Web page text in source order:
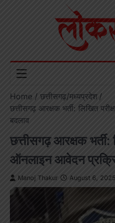
Home
छत्तीसगढ़/मध्यप्रदेश
छत्तीसगढ़ आरक्षक भर्ती: लिखित
बदलाव
छत्तीसगढ़ आरक्षक भर्ती:
ऑनलाइन आवेदन
Manoj Thakur August 6, 2025